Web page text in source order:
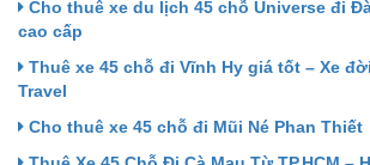
Cho thuê xe du lịch 45 chỗ Universe đi
cao cấp
Thuê xe 45 chỗ đi Vĩnh Hy giá tốt – Xe
Travel
Cho thuê xe 45 chỗ đi Mũi Né Phan Thiết